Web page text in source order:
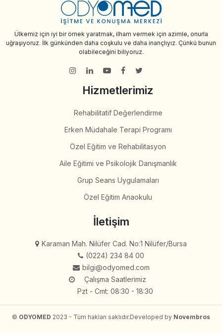
Ülkemiz için iyi bir örnek yaratmak, ilham vermek için azimle, onurla
uğraşıyoruz. İlk günkünden daha coşkulu ve daha inançlıyız. Çünkü bunun
olabileceğini biliyoruz.
Hizmetlerimiz
Rehabilitatif Değerlendirme
Erken Müdahale Terapi Programı
Özel Eğitim ve Rehabilitasyon
Aile Eğitimi ve Psikolojik Danışmanlık
Grup Seans Uygulamaları
Özel Eğitim Anaokulu
İletişim
Karaman Mah. Nilüfer Cad. No:1 Nilüfer/Bursa
(0224) 234 84 00
bilgi@odyomed.com
Çalışma Saatlerimiz
Pzt - Cmt: 08:30 - 18:30
© ODYOMED 2023 - Tüm hakları saklıdır.Developed by Novembros